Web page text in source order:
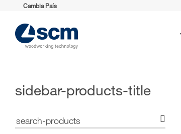
Cambia País
sidebar-products-title